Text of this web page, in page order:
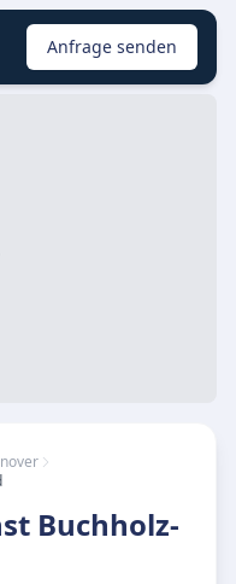
Anfrage senden
Buchholz-